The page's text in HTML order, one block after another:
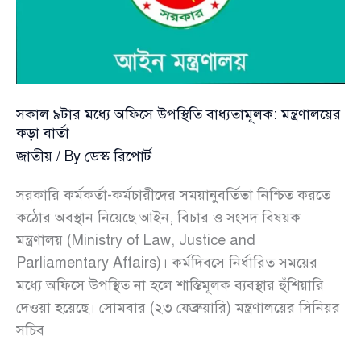
সকাল ৯টার মধ্যে অফিসে উপস্থিতি বাধ্যতামূলক: মন্ত্রণালয়ের
কড়া বার্তা
জাতীয় / By ডেস্ক রিপোর্ট
সরকারি কর্মকর্তা-কর্মচারীদের সময়ানুবর্তিতা নিশ্চিত করতে
কঠোর অবস্থান নিয়েছে আইন, বিচার ও সংসদ বিষয়ক
মন্ত্রণালয় (Ministry of Law, Justice and
Parliamentary Affairs)। কর্মদিবসে নির্ধারিত সময়ের
মধ্যে অফিসে উপস্থিত না হলে শাস্তিমূলক ব্যবস্থার হুঁশিয়ারি
দেওয়া হয়েছে। সোমবার (২৩ ফেব্রুয়ারি) মন্ত্রণালয়ের সিনিয়র
সচিব